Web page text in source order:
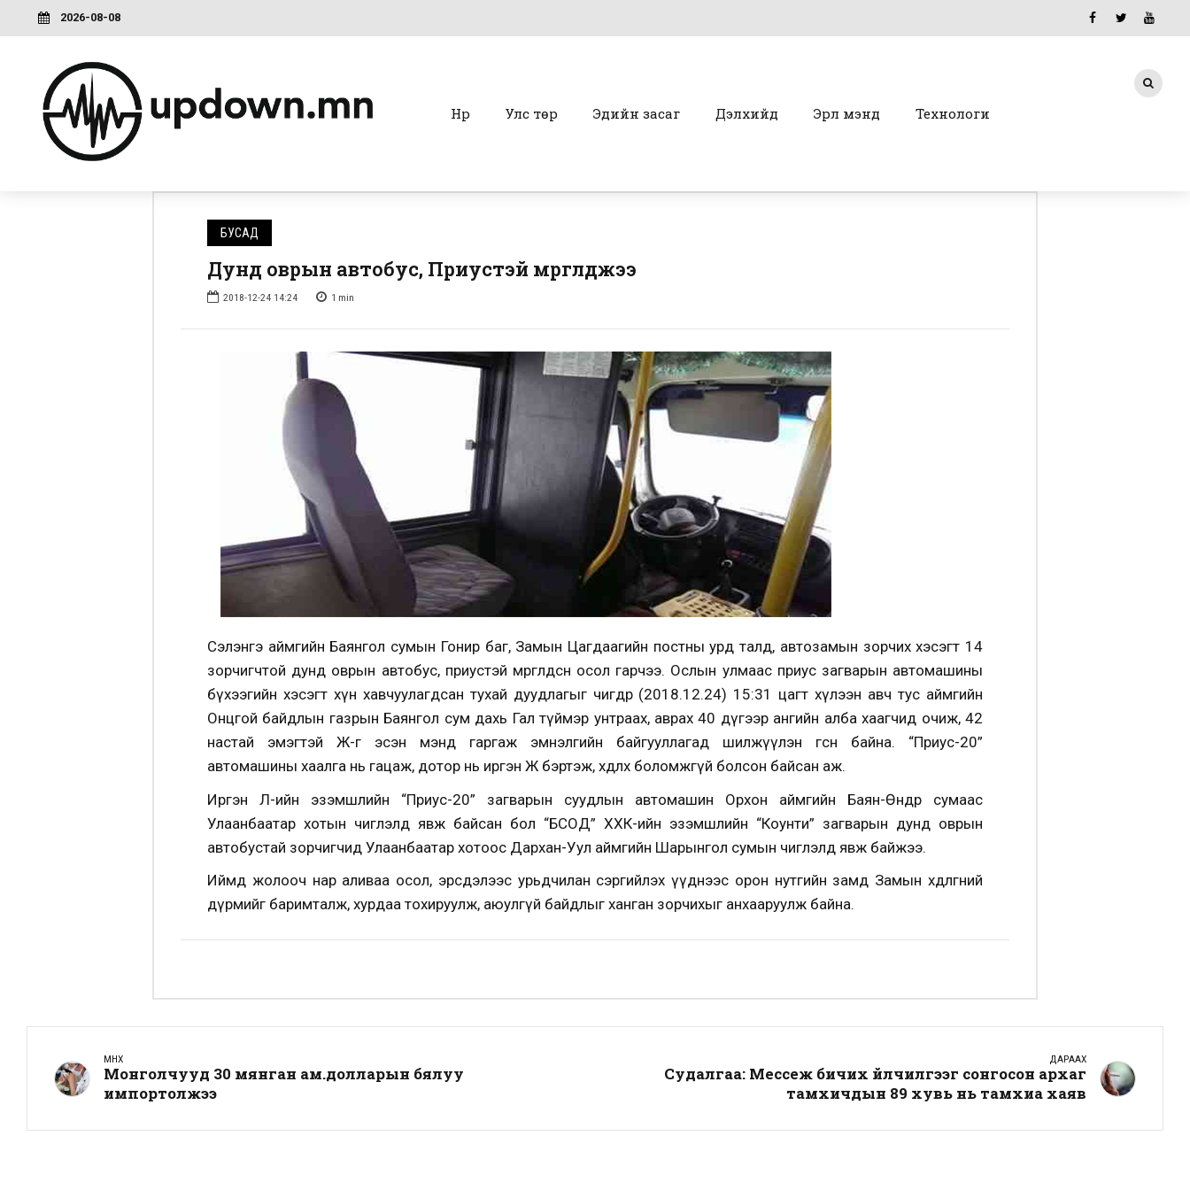
2026-08-08
Нүүр Улс төр Эдийн засаг Дэлхийд Эрүүл мэнд Технологи
БУСАД
Дунд оврын автобус, Приустэй мөргөлджээ
2018-12-24 14:24 1 min
Сэлэнгэ аймгийн Баянгол сумын Гонир баг, Замын Цагдаагийн постны урд талд, автозамын зорчих хэсэгт 14
зорчигчтой дунд оврын автобус, приустэй мөргөлдсөн осол гарчээ. Ослын улмаас приус загварын автомашины
бүхээгийн хэсэгт хүн хавчуулагдсан тухай дуудлагыг өчигдөр (2018.12.24) 15:31 цагт хүлээн авч тус аймгийн
Онцгой байдлын газрын Баянгол сум дахь Гал түймэр унтраах, аврах 40 дүгээр ангийн алба хаагчид очиж, 42
настай эмэгтэй Ж-г эсэн мэнд гаргаж эмнэлгийн байгууллагад шилжүүлэн өгсөн байна. “Приус-20”
автомашины хаалга нь гацаж, дотор нь иргэн Ж бэртэж, хөдлөх боломжгүй болсон байсан аж.
Иргэн Л-ийн эзэмшлийн “Приус-20” загварын суудлын автомашин Орхон аймгийн Баян-Өндөр сумаас
Улаанбаатар хотын чиглэлд явж байсан бол “БСОД” ХХК-ийн эзэмшлийн “Коунти” загварын дунд оврын
автобустай зорчигчид Улаанбаатар хотоос Дархан-Уул аймгийн Шарынгол сумын чиглэлд явж байжээ.
Иймд жолооч нар аливаа осол, эрсдэлээс урьдчилан сэргийлэх үүднээс орон нутгийн замд Замын хөдөлгөөний
дүрмийг баримталж, хурдаа тохируулж, аюулгүй байдлыг ханган зорчихыг анхааруулж байна.
ӨМНӨХ
Монголчууд 30 мянган ам.долларын бялуу
импортолжээ
ДАРААХ
Судалгаа: Мессеж бичих үйлчилгээг сонгосон архаг
тамхичдын 89 хувь нь тамхиа хаяв